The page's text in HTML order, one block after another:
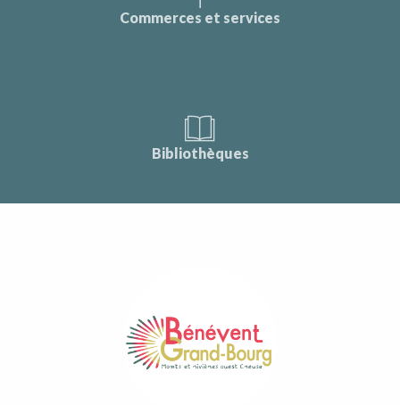
Commerces et services
Bibliothèques